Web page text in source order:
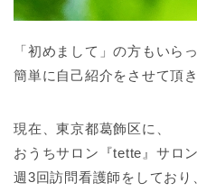
「初めまして」の方もいら
簡単に自己紹介をさせて頂き
現在、東京都葛飾区に、
おうちサロン『tette』サロン
週3回訪問看護師をしており